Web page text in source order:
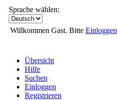
Sprache wählen:
Willkommen Gast. Bitte Einloggen
Übersicht
Hilfe
Suchen
Einloggen
Registrieren